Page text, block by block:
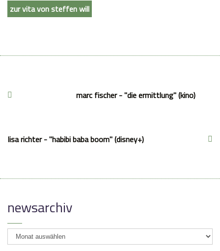
zur vita von steffen will
marc fischer - "die ermittlung" (kino)
lisa richter - "habibi baba boom" (disney+)
newsarchiv
newsarchiv